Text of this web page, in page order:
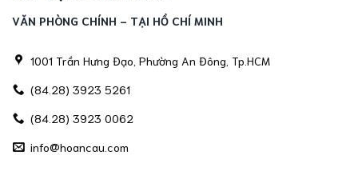
VĂN PHÒNG CHÍNH - TẠI HỒ CHÍ MINH
1001 Trần Hưng Đạo, Phường An Đông, Tp.HCM
(84.28) 3923 5261
(84.28) 3923 0062
info@hoancau.com